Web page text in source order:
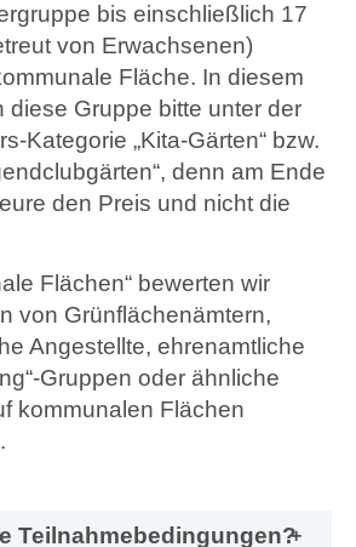
gruppe bis einschließlich 17
von Erwachsenen)
Fläche. In diesem
diese Gruppe bitte unter der
-Kategorie „Kita-Gärten“ bzw.
“, denn am Ende
den Preis und nicht die
Flächen“ bewerten wir
von Grünflächenämtern,
Angestellte, ehrenamtliche
Gruppen oder ähnliche
kommunalen Flächen
Teilnahmebedingungen?